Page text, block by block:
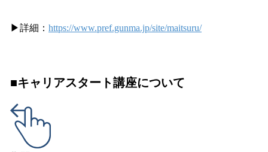
▶詳細： https://www.pref.gunma.jp/site/maitsuru/
■キャリアスタート講座について